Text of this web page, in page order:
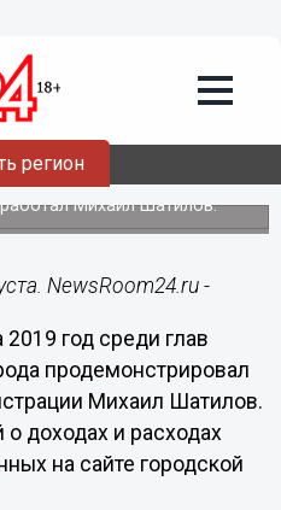
регион
глав
Нижнего Новгорода
Михаил Шатилов.
NewsRoom24.ru -
год среди глав
продемонстрировал
Михаил Шатилов.
доходах и расходах
на сайте городской